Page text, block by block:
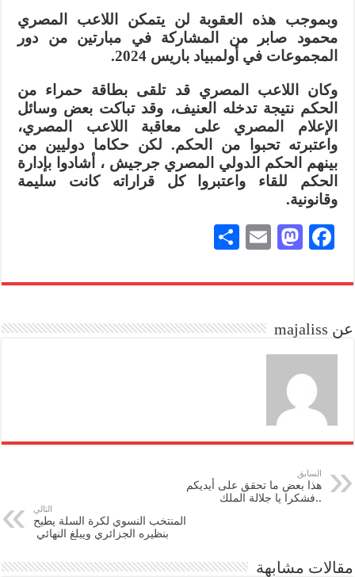
وبموجب هذه العقوبة لن يتمكن اللاعب المصري
محمود صابر من المشاركة في مبارتين من دور
المجموعات في أولمبياد باريس 2024.
وكان اللاعب المصري قد تلقى بطاقة حمراء من
الحكم نتيجة تدخله العنيف، وقد تباكت بعض وسائل
الإعلام المصري على معاقبة اللاعب المصري،
واعتبرته تحبوا من الحكم. لكن حكاما دوليين من
بينهم الحكم الدولي المصري جرجيش ، أشادوا بإدارة
الحكم للقاء واعتبروا كل قراراته كانت سليمة
وقانونية.
Fa
bo
M
to
n
E
ail
re
عن majaliss
السابق
هذا بعض ما تحقق على أيديكم
..فشكرا يا جلالة الملك
التالي
المنتخب النسوي لكرة السلة يطيح
بنظيره الجزائري ويبلغ النهائي
مقالات مشابهة